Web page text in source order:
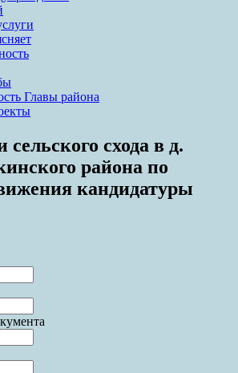
схода в д.
района по
кандидатуры